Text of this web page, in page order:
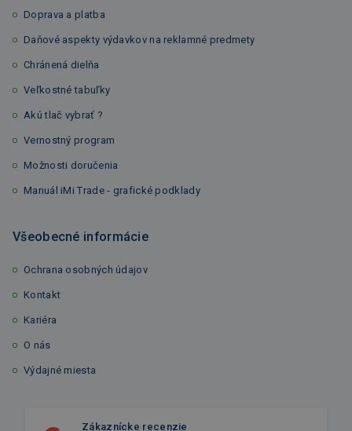
Doprava a platba
Daňové aspekty výdavkov na reklamné predmety
Chránená dielňa
Veľkostné tabuľky
Akú tlač vybrať ?
Vernostný program
Možnosti doručenia
Manuál iMi Trade - grafické podklady
Všeobecné informácie
Ochrana osobných údajov
Kontakt
Kariéra
O nás
Výdajné miesta
Zákaznícke recenzie